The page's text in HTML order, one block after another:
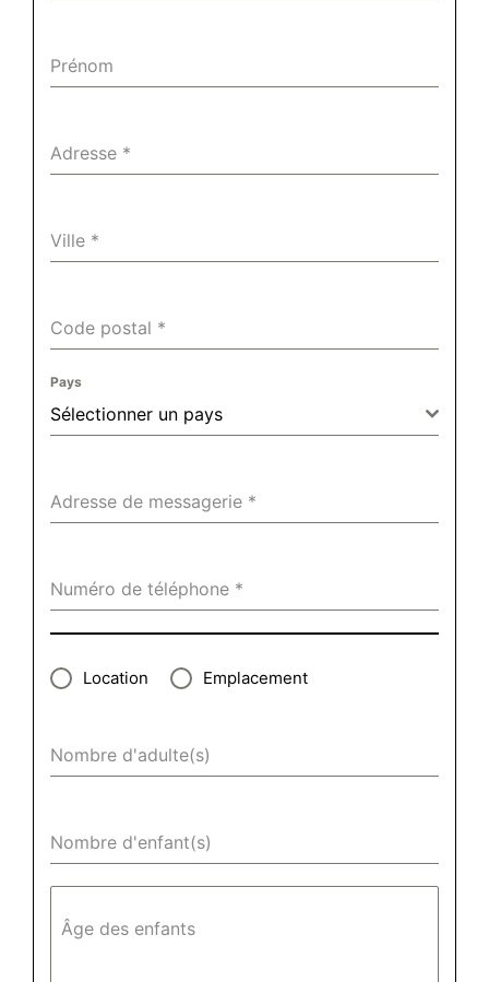
Prénom
Adresse *
Ville *
Code postal *
Pays
Sélectionner un pays
Adresse de messagerie *
Numéro de téléphone *
Location Emplacement
Nombre d'adulte(s)
Nombre d'enfant(s)
Âge des enfants